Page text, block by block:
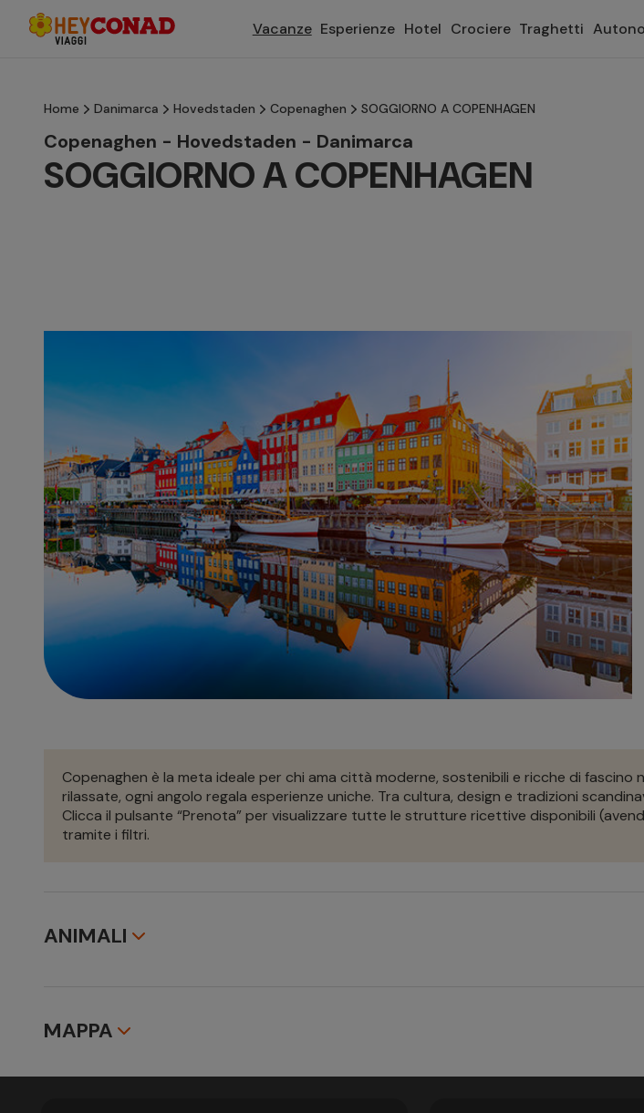
Vacanze Esperienze Hotel Crociere Traghetti
Home Danimarca Hovedstaden Copenaghen SOGGIORNO A COPENHAGEN
Copenaghen - Hovedstaden - Danimarca
SOGGIORNO A COPENHAGEN
Copenaghen è la meta ideale per chi ama città moderne, sostenibili e ricche di
rilassate, ogni angolo regala esperienze uniche. Tra cultura, design e tradizioni
Clicca il pulsante “Prenota” per visualizzare tutte le strutture ricettive disponibili
tramite i filtri.
ANIMALI
MAPPA